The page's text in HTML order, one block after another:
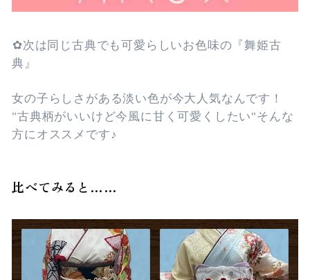
︎✿次は同じ古典でも可愛らしいお色味の『舞姫古
典』
女の子らしさがある淡い色が今大人気なんです！
"古典柄がいいけど今風に甘く可愛くしたい"そんな
方にオススメです♪
比べてみると……